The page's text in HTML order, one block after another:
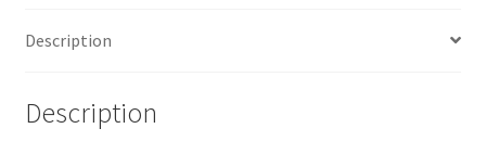
Description
Description